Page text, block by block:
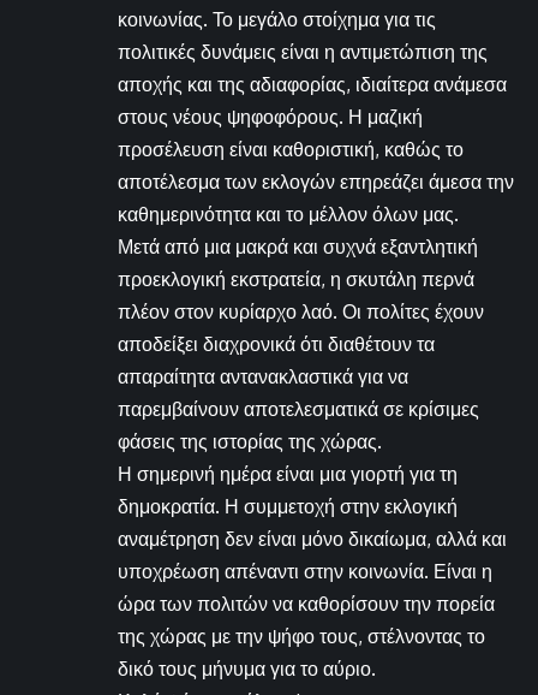
κοινωνίας. Το μεγάλο στοίχημα για τις
πολιτικές δυνάμεις είναι η αντιμετώπιση της
αποχής και της αδιαφορίας, ιδιαίτερα ανάμεσα
στους νέους ψηφοφόρους. Η μαζική
προσέλευση είναι καθοριστική, καθώς το
αποτέλεσμα των εκλογών επηρεάζει άμεσα την
καθημερινότητα και το μέλλον όλων μας.
Μετά από μια μακρά και συχνά εξαντλητική
προεκλογική εκστρατεία, η σκυτάλη περνά
πλέον στον κυρίαρχο λαό. Οι πολίτες έχουν
αποδείξει διαχρονικά ότι διαθέτουν τα
απαραίτητα αντανακλαστικά για να
παρεμβαίνουν αποτελεσματικά σε κρίσιμες
φάσεις της ιστορίας της χώρας.
Η σημερινή ημέρα είναι μια γιορτή για τη
δημοκρατία. Η συμμετοχή στην εκλογική
αναμέτρηση δεν είναι μόνο δικαίωμα, αλλά και
υποχρέωση απέναντι στην κοινωνία. Είναι η
ώρα των πολιτών να καθορίσουν την πορεία
της χώρας με την ψήφο τους, στέλνοντας το
δικό τους μήνυμα για το αύριο.